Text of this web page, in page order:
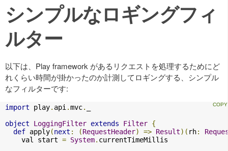
シンプルなロギングフィ
ルター
以下は、Play framework があるリクエストを処理するためにど
れくらい時間が掛かったのか計測してロギングする、シンプル
なフィルターです:
import play. api .mvc.
object
LoggingFilter extends Filter {
def apply(next : (RequestHeader) => Result)( rh:
    val start
= System. currentTimeMillis